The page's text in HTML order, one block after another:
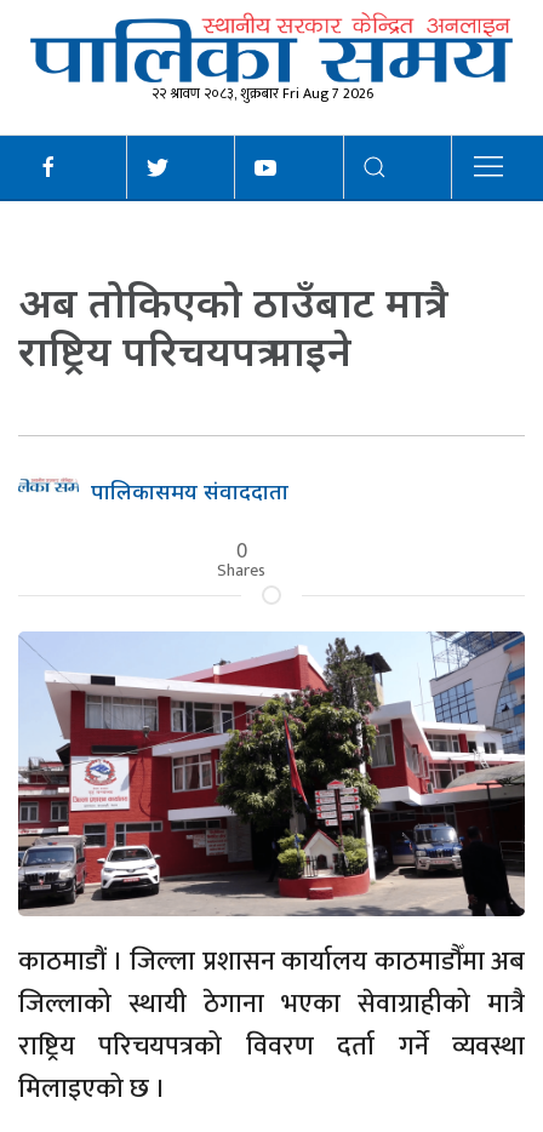
२२ श्रावण २०८३, शुक्रबार Fri Aug 7 2026
अब तोकिएको ठाउँबाट मात्रै
राष्ट्रिय परिचयपत्र पाइने
पालिकासमय संवाददाता
0
Shares
काठमाडौं । जिल्ला प्रशासन कार्यालय काठमाडौँमा अब
जिल्लाको स्थायी ठेगाना भएका सेवाग्राहीको मात्रै
राष्ट्रिय परिचयपत्रको विवरण दर्ता गर्ने व्यवस्था
मिलाइएको छ ।